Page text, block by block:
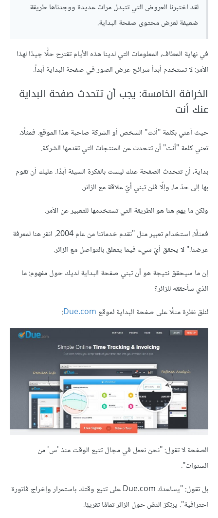
لقد اختبرنا العروض التي تتبدل مرات عديدة ووجدناها طريقة
ضعيفة لعرض محتوى صفحة البداية.
في نهاية المطاف، المعلومات التي لدينا هذه الأيام تقترح حلًّا جيدًا لهذا
الأمر: لا تستخدم أبدأ شرائح عرض الصور في صفحة البداية أبداً.
الخرافة الخامسة: يجب أن تتحدث صفحة البداية
عنك أنت
حيث أعني بكلمة "أنت" الشخص أو الشركة صاحبة هذا الموقع. فمثلًا،
تعني كلمة "أنت" أن تتحدث عن المنتجات التي تقدمها الشركة.
بداية، أن تتحدث الصفحة عنك ليست بالفكرة السيئة أبدًا. عليك أن تقوم
بها إلى حدّ ما، وإلّا فلن تبني أيّ علاقة مع الزائر.
ولكن ما يهم هنا هو الطريقة التي تستخدمها للتعبير عن الأمر.
فمثلًا، استخدام تعبير مثل "نقدم خدماتنا من عام 2004. انقر هنا لمعرفة
عرضنا." لا يحقق أيّ شيء فيما يتعلق بالتواصل مع الزائر.
إن ما سيحقق نتيجة هو أن تبني صفحة البداية لديك حول مفهوم: ما
الذي سأحققه للزائر؟
لنلق نظرة مثلًا على صفحة البداية لموقع Due.com
:
الصفحة لا تقول: "نحن نعمل في مجال تتبع الوقت منذ 'س' من
السنوات".
بل تقول: "يساعدك Due.com على تتبع وقتك باستمرار وإخراج فاتورة
احترافية". يرتكز النصّ حول الزائر تمامًا تقريبًا.